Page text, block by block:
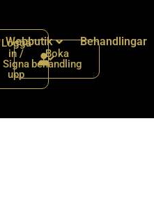
Logga
in /
Signa
upp
Boka
behandling
Webbutik Behandlingar